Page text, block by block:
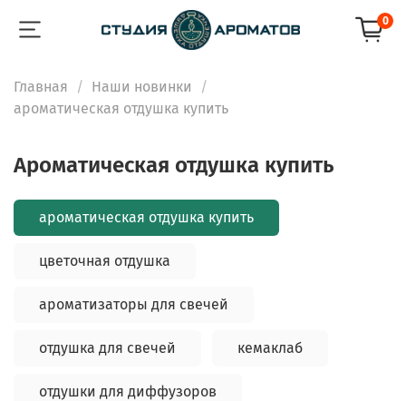
0
Главная
Наши новинки
ароматическая отдушка купить
ароматическая отдушка купить
ароматическая отдушка купить
цветочная отдушка
ароматизаторы для свечей
отдушка для свечей кемаклаб
отдушки для диффузоров